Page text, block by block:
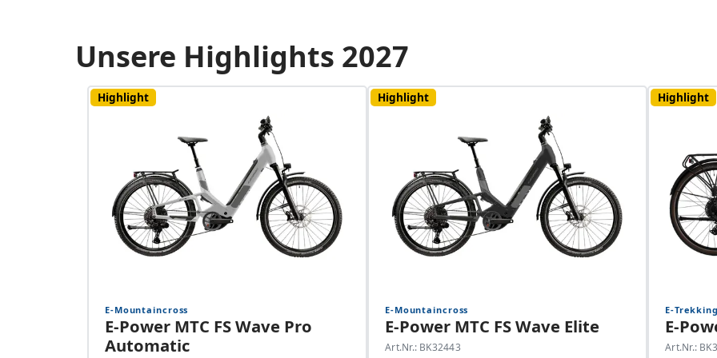
Unsere Highlights 2027
Highlight
E-Mountaincross
E-Power MTC FS Wave Pro
Automatic
Highlight
E-Mountaincross
E-Power MTC FS Wave Elite
Art.Nr.: BK32443
Highlight
E-Trekking
E-
Art.Nr.: